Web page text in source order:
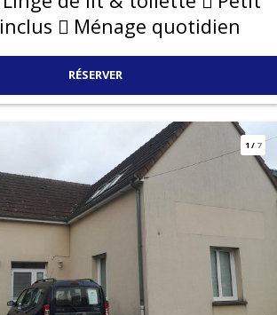
Ménage quotidien
RÉSERVER
1/ 7